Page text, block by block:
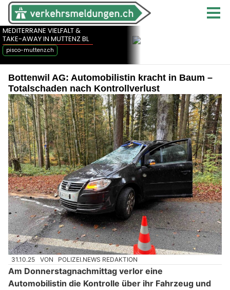
Bottenwil AG: Automobilistin kracht in Baum –
Totalschaden nach Kontrollverlust
31.10.25 VON POLIZEI.NEWS REDAKTION
Am Donnerstagnachmittag verlor eine
Automobilistin die Kontrolle über ihr Fahrzeug und